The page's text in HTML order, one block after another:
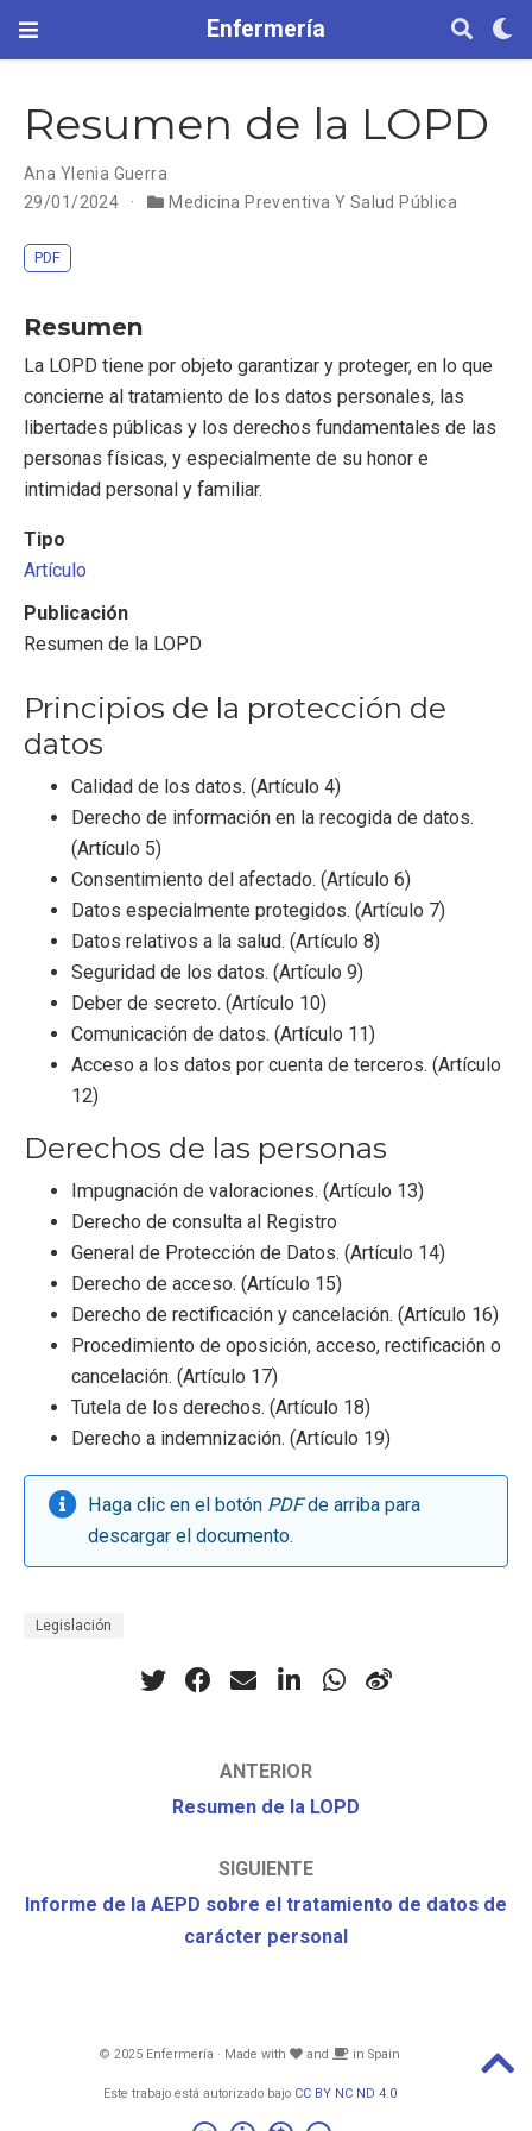
Enfermería
Resumen de la LOPD
Ana Ylenia Guerra
29/01/2024
Medicina Preventiva Y Salud Pública
PDF
Resumen
La LOPD tiene por objeto garantizar y proteger, en lo que
concierne al tratamiento de los datos personales, las
libertades públicas y los derechos fundamentales de las
personas físicas, y especialmente de su honor e
intimidad personal y familiar.
Tipo
Artículo
Publicación
Resumen de la LOPD
Principios de la protección de
datos
Calidad de los datos. (Artículo 4)
Derecho de información en la recogida de datos.
(Artículo 5)
Consentimiento del afectado. (Artículo 6)
Datos especialmente protegidos. (Artículo 7)
Datos relativos a la salud. (Artículo 8)
Seguridad de los datos. (Artículo 9)
Deber de secreto. (Artículo 10)
Comunicación de datos. (Artículo 11)
Acceso a los datos por cuenta de terceros. (Artículo
12)
Derechos de las personas
Impugnación de valoraciones. (Artículo 13)
Derecho de consulta al Registro
General de Protección de Datos. (Artículo 14)
Derecho de acceso. (Artículo 15)
Derecho de rectificación y cancelación. (Artículo 16)
Procedimiento de oposición, acceso, rectificación o
cancelación. (Artículo 17)
Tutela de los derechos. (Artículo 18)
Derecho a indemnización. (Artículo 19)
Haga clic en el botón PDFde arriba para
descargar el documento.
Legislación
ANTERIOR
Resumen de la LOPD
SIGUIENTE
Informe de la AEPD sobre el tratamiento de datos de
carácter personal
© 2025 Enfermería · Made with and in Spain
Este trabajo está autorizado bajo CC BY NC ND 4.0